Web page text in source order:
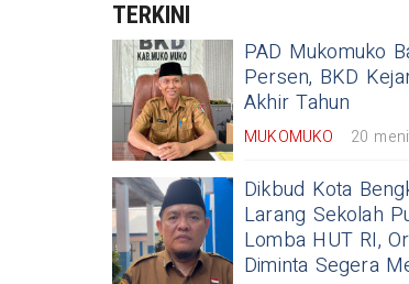
TERKINI
PAD Mukomuko
Persen, BKD
Akhir Tahun
MUKOMUKO 20
Dikbud Kota
Larang Sekolah
Lomba HUT RI,
Diminta Segera